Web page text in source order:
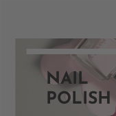
NAIL
POLISH